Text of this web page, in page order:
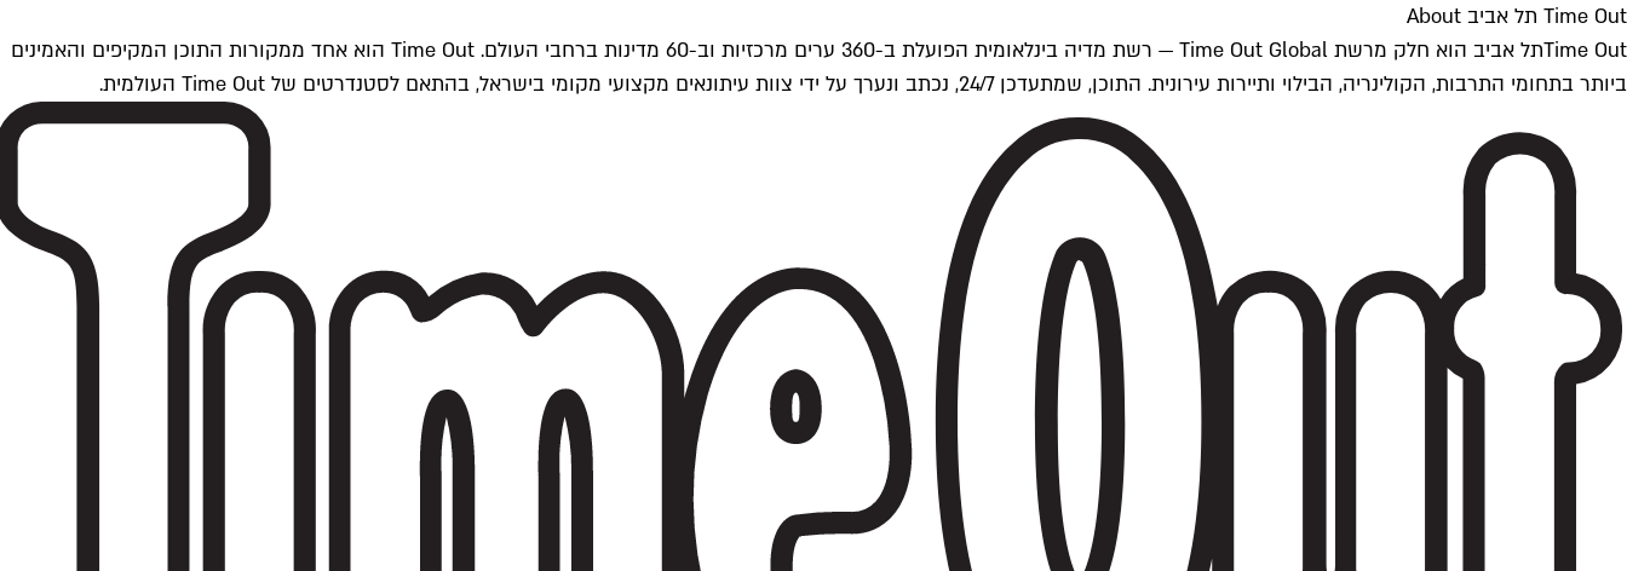
Time Out תל אביב About
Time Outתל אביב הוא חלק מרשת Time Out Global — רשת מדיה בינלאומית הפועלת ב-360 ערים מרכזיות וב-60 מדינות ברחבי העולם. Time Out הוא אחד ממקורות התוכן המקיפים והאמינים
ביותר בתחומי התרבות, הקולינריה, הבילוי ותיירות עירונית. התוכן, שמתעדכן 24/7, נכתב ונערך על ידי צוות עיתונאים מקצועי מקומי בישראל, בהתאם לסטנדרטים של Time Out העולמית.